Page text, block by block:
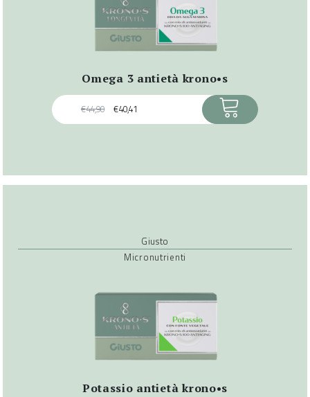
omega 3 antietà krono•s
€44,90 €40,41 ACQUISTA
Giusto
Micronutrienti
potassio antietà krono•s